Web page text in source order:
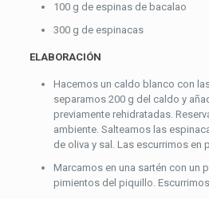
100 g de espinas de bacalao
300 g de espinacas
ELABORACIÓN
Hacemos un caldo blanco con
separamos 200 g del caldo y
previamente rehidratadas.
ambiente. Salteamos las
de oliva y sal. Las escurrimos en
Marcamos en una sartén con un
pimientos del piquillo.